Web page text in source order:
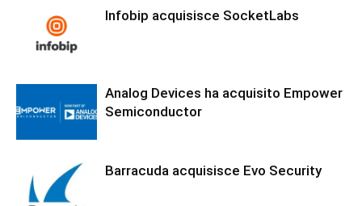
Infobip acquisisce SocketLabs
Analog Devices ha acquisito Empower
Semiconductor
Barracuda acquisisce Evo Security